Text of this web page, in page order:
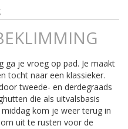
ga je vroeg op pad. Je maakt
tocht naar een klassieker.
tweede- en derdegraads
die als uitvalsbasis
kom je weer terug in
uit te rusten voor de